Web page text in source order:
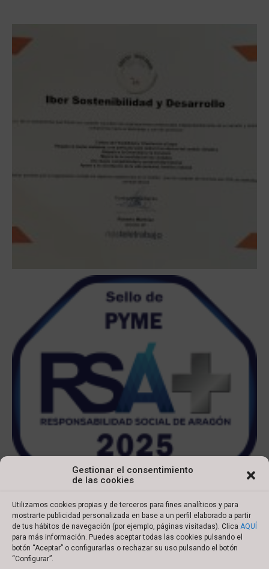
Gestionar el consentimiento
de las cookies
Utilizamos cookies propias y de terceros para fines analíticos y para
mostrarte publicidad personalizada en base a un perfil elaborado a partir
de tus hábitos de navegación (por ejemplo, páginas visitadas). Clica AQUÍ
para más información. Puedes aceptar todas las cookies pulsando el
botón “Aceptar” o configurarlas o rechazar su uso pulsando el botón
“Configurar”.
Copyright © 2022 Ibersyd